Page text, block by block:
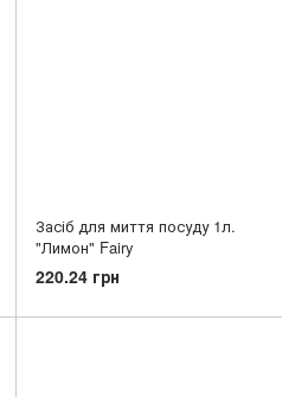
Засіб для миття посуду 1л.
"Лимон" Fairy
220.24 грн